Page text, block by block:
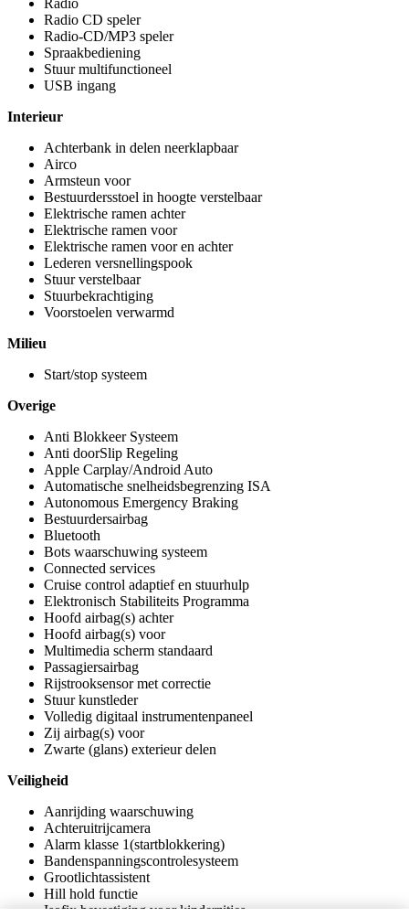
Radio
Radio CD speler
Radio-CD/MP3 speler
Spraakbediening
Stuur multifunctioneel
USB ingang
Interieur
Achterbank in delen neerklapbaar
Airco
Armsteun voor
Bestuurdersstoel in hoogte verstelbaar
Elektrische ramen achter
Elektrische ramen voor
Elektrische ramen voor en achter
Lederen versnellingspook
Stuur verstelbaar
Stuurbekrachtiging
Voorstoelen verwarmd
Milieu
Start/stop systeem
Overige
Anti Blokkeer Systeem
Anti doorSlip Regeling
Apple Carplay/Android Auto
Automatische snelheidsbegrenzing ISA
Autonomous Emergency Braking
Bestuurdersairbag
Bluetooth
Bots waarschuwing systeem
Connected services
Cruise control adaptief en stuurhulp
Elektronisch Stabiliteits Programma
Hoofd airbag(s) achter
Hoofd airbag(s) voor
Multimedia scherm standaard
Passagiersairbag
Rijstrooksensor met correctie
Stuur kunstleder
Volledig digitaal instrumentenpaneel
Zij airbag(s) voor
Zwarte (glans) exterieur delen
Veiligheid
Aanrijding waarschuwing
Achteruitrijcamera
Alarm klasse 1(startblokkering)
Bandenspanningscontrolesysteem
Grootlichtassistent
Hill hold functie
Isofix bevestiging voor kinderzitjes